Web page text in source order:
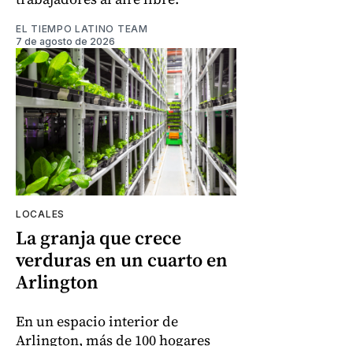
EL TIEMPO LATINO TEAM
7 de agosto de 2026
LOCALES
La granja que crece
verduras en un cuarto en
Arlington
En un espacio interior de
Arlington, más de 100 hogares